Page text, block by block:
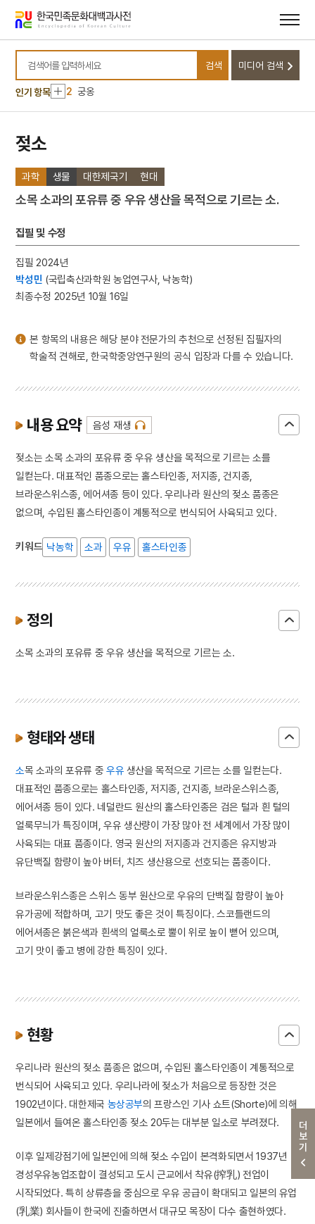
바로가기
바로가기
검색어를 입력하세요
검색 미디어 검색
인기 항목
10 김개남
1 김희
2 궁옹
3 금성대군
6
곽상훈
7 교린수지
10
1 김희
2 궁옹
4
한글
6 곽상훈
8 국가보위비상대책위원회
금강경
10 김개남
더보기
젖소
과학 생물 대한제국기 현대
소목 소과의 포유류 중 우유 생산을 목적으로 기르는 소.
집필 및 수정
집필 2024년
박성민 (국립축산과학원 농업연구사, 낙농학)
최종수정 2025년 10월 16일
본 항목의 내용은 해당 분야 전문가의 추천으로 선정된 집필자의
학술적 견해로, 한국학중앙연구원의 공식 입장과 다를 수 있습니다.
내용 요약 음성 재생
젖소는 소목 소과의 포유류 중 우유 생산을 목적으로 기르는 소를
일컫는다. 대표적인 품종으로는 홀스타인종, 저지종, 건지종,
브라운스위스종, 에어셔종 등이 있다. 우리나라 원산의 젖소 품종은
없으며, 수입된 홀스타인종이 계통적으로 번식되어 사육되고 있다.
키워드 낙농학 소과 우유 홀스타인종
정의
소목 소과의 포유류 중 우유 생산을 목적으로 기르는 소.
형태와 생태
소목 소과의 포유류 중 우유 생산을 목적으로 기르는 소를 일컫는다.
대표적인 품종으로는 홀스타인종, 저지종, 건지종, 브라운스위스종,
에어셔종 등이 있다. 네덜란드 원산의 홀스타인종은 검은 털과 흰 털의
얼룩무늬가 특징이며, 우유 생산량이 가장 많아 전 세계에서 가장 많이
사육되는 대표 품종이다. 영국 원산의 저지종과 건지종은 유지방과
유단백질 함량이 높아 버터, 치즈 생산용으로 선호되는 품종이다.
브라운스위스종은 스위스 동부 원산으로 우유의 단백질 함량이 높아
유가공에 적합하며, 고기 맛도 좋은 것이 특징이다. 스코틀랜드의
에어셔종은 붉은색과 흰색의 얼룩소로 뿔이 위로 높이 뻗어 있으며,
고기 맛이 좋고 병에 강한 특징이 있다.
현황
우리나라 원산의 젖소 품종은 없으며, 수입된 홀스타인종이 계통적으로
번식되어 사육되고 있다. 우리나라에 젖소가 처음으로 등장한 것은
1902년이다. 대한제국 농상공부의 프랑스인 기사 쇼트(Shorte)에 의해
일본에서 들여온 홀스타인종 젖소 20두는 대부분 일소로 부려졌다.
이후 일제강점기에 일본인에 의해 젖소 수입이 본격화되면서 1937년
경성우유농업조합이 결성되고 도시 근교에서 착유(搾乳) 전업이
시작되었다. 특히 상류층을 중심으로 우유 공급이 확대되고 일본의 유업
(乳業) 회사들이 한국에 진출하면서 대규모 목장이 다수 출현하였다.